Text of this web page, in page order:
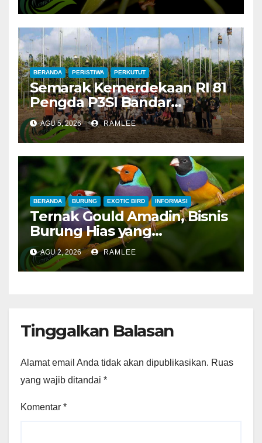
BERANDA PERISTIWA PERKUTUT
Semarak Kemerdekaan RI 81
Pengda P3SI Bandar
Lampung, Potong Tumpeng
Menandai Peresmian
Lapangan Baru, Mawar
Merah dan Jahanam Juara
AGU 5, 2026 RAMLEE
BERANDA BURUNG EXOTIC BIRD INFORMASI
Ternak Gould Amadin, Bisnis
Burung Hias yang
Menguntungkan
AGU 2, 2026 RAMLEE
Tinggalkan Balasan
Alamat email Anda tidak akan dipublikasikan. Ruas
yang wajib ditandai *
Komentar *